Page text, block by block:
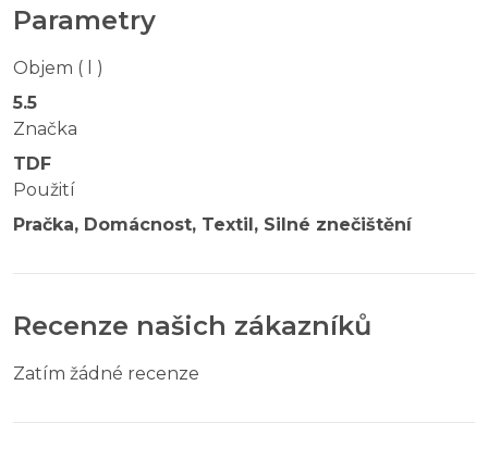
Parametry
Objem ( l )
5.5
Značka
TDF
Použití
Pračka, Domácnost, Textil, Silné znečištění
Recenze našich zákazníků
Zatím žádné recenze